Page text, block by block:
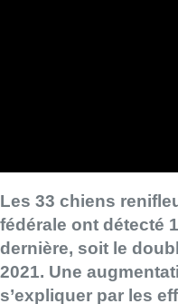
s’expliquer par les
les chiens de
de la Justice, Vincent Van
Les chiens peuvent très
l’étranger, les
les mêmes. L’argent resté
plus difficile à repérer,